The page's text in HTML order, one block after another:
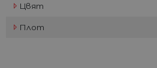
Цвят
Плот